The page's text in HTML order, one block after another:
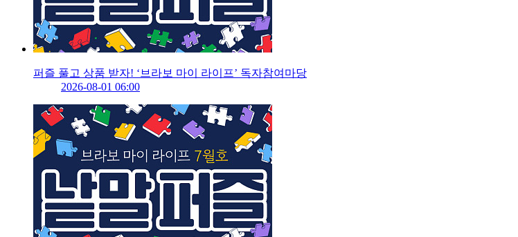
퍼즐 풀고 상품 받자! ‘브라보 마이 라이프’ 독자참여마당
2026-08-01 06:00